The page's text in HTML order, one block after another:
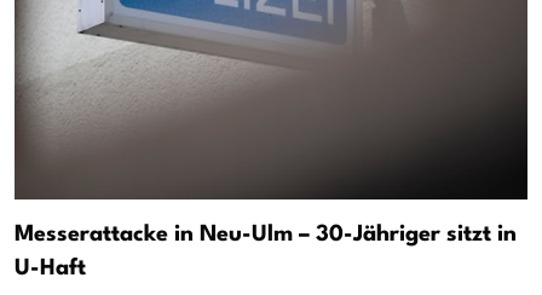
Messerattacke in Neu-Ulm – 30-Jähriger sitzt in
U-Haft